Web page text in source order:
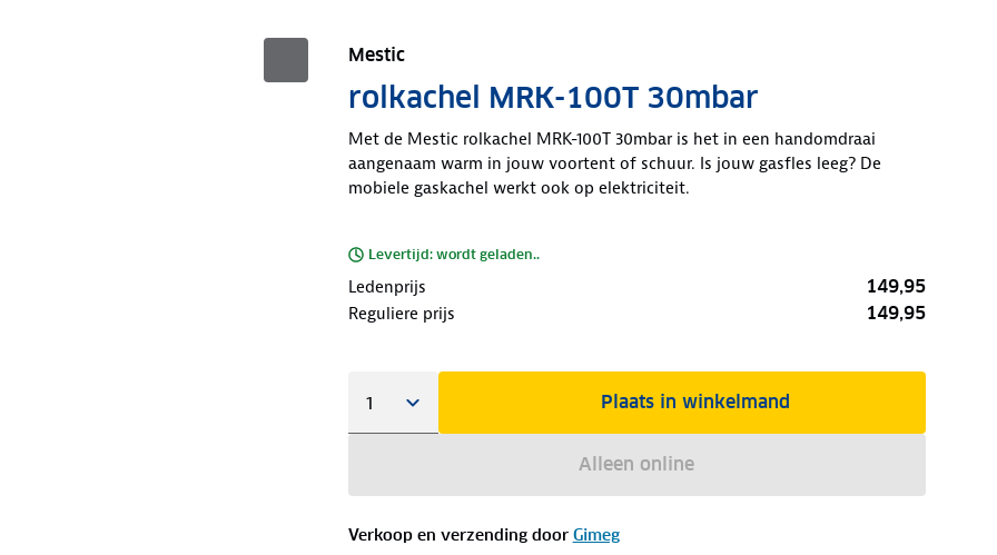
Mestic
rolkachel MRK-100T 30mbar
Met de Mestic rolkachel MRK-100T 30mbar is het in een handomdraai
aangenaam warm in jouw voortent of schuur. Is jouw gasfles leeg? De
mobiele gaskachel werkt ook op elektriciteit.
Levertijd: wordt geladen..
Ledenprijs 149,95
Reguliere prijs 149,95
Plaats in winkelmand
Alleen online
Verkoop en verzending door Gimeg